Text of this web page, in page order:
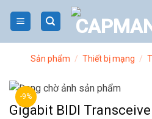
Sản phẩm / Thiết bị mạng /
-9%
Gigabit BIDI